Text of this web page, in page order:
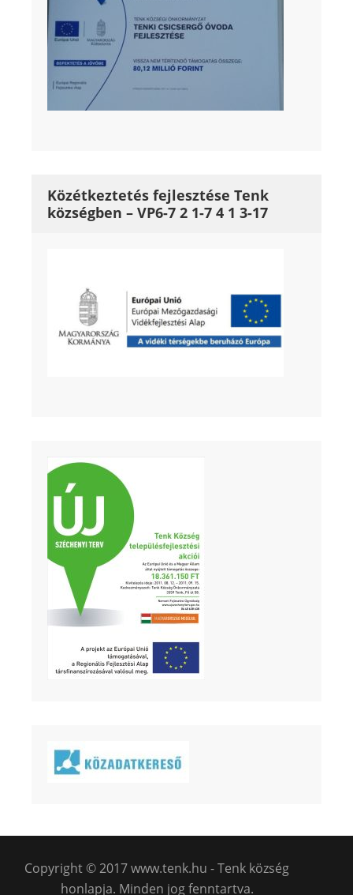
Közétkeztetés fejlesztése Tenk
községben – VP6-7 2 1-7 4 1 3-17
Copyright © 2017 www.tenk.hu - Tenk község
honlapja. Minden jog fenntartva.